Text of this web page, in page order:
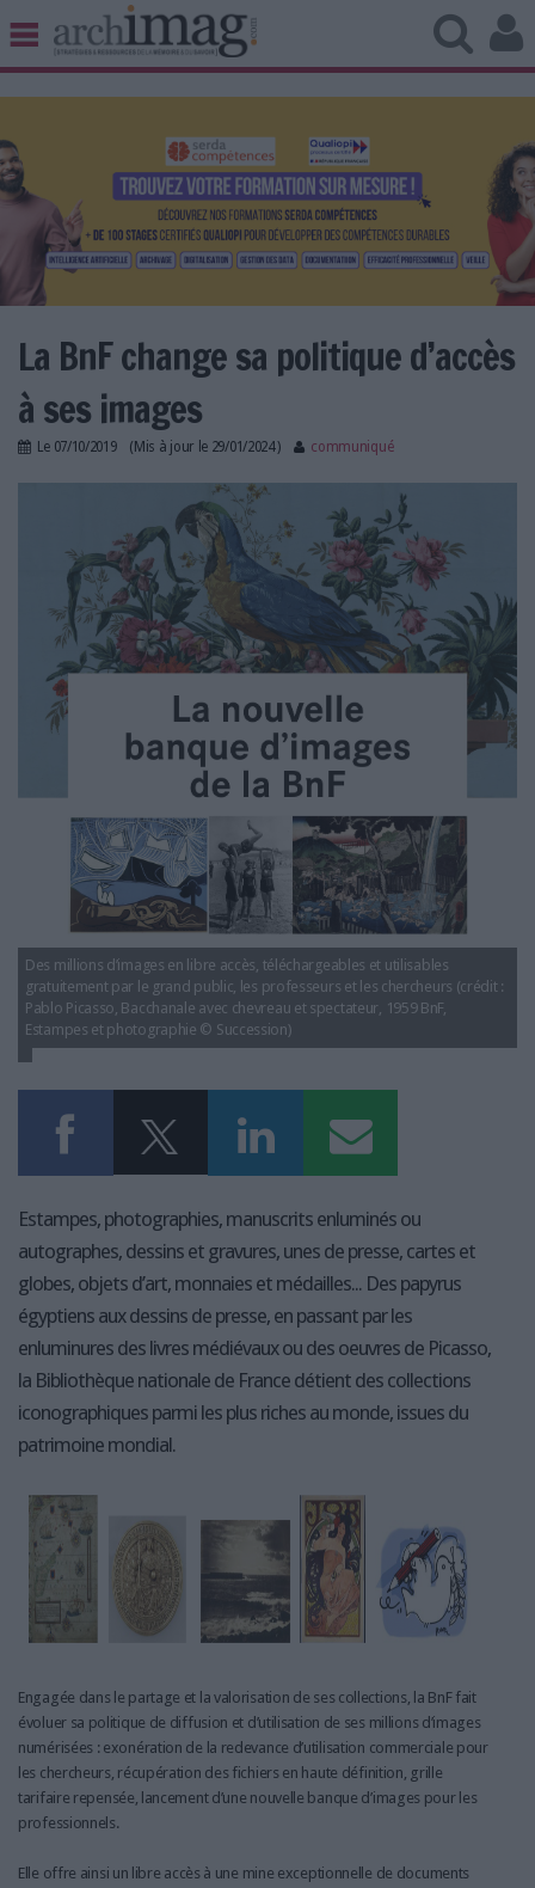
BIBLIOTHÈQUE ÉDITION
UNIVERS DATA
TRAVAIL COLLABORATIF
VIE NUMÉRIQUE
NUMÉRIQUE RESPONSABLE
LES DOSSIERS
LES GUIDES PRATIQUES
LES BASES DE DONNÉES
L'ESPACE EMPLOI
L'AGENDA
L'ANNUAIRE DES ACTEURS
LES LIVRES BLANCS
LES SUPPLÉMENTS
NOS OFFRES D'ABONNEMENTS
La BnF change sa politique d’accès
à ses images
Le 07/10/2019 (Mis à jour le 29/01/2024) communiqué
Des millions d’images en libre accès, téléchargeables et utilisables
gratuitement par le grand public, les professeurs et les chercheurs (crédit :
Pablo Picasso, Bacchanale avec chevreau et spectateur, 1959 BnF,
Estampes et photographie © Succession)
Estampes, photographies, manuscrits enluminés ou
autographes, dessins et gravures, unes de presse, cartes et
globes, objets d’art, monnaies et médailles... Des papyrus
égyptiens aux dessins de presse, en passant par les
enluminures des livres médiévaux ou des oeuvres de Picasso,
la Bibliothèque nationale de France détient des collections
iconographiques parmi les plus riches au monde, issues du
patrimoine mondial.
Engagée dans le partage et la valorisation de ses collections, la BnF fait
évoluer sa politique de diffusion et d’utilisation de ses millions d’images
numérisées : exonération de la redevance d’utilisation commerciale pour
les chercheurs, récupération des fichiers en haute définition, grille
tarifaire repensée, lancement d’une nouvelle banque d’images pour les
professionnels.
Elle offre ainsi un libre accès à une mine exceptionnelle de documents